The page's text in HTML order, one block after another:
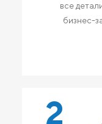
все
бизнес-
2